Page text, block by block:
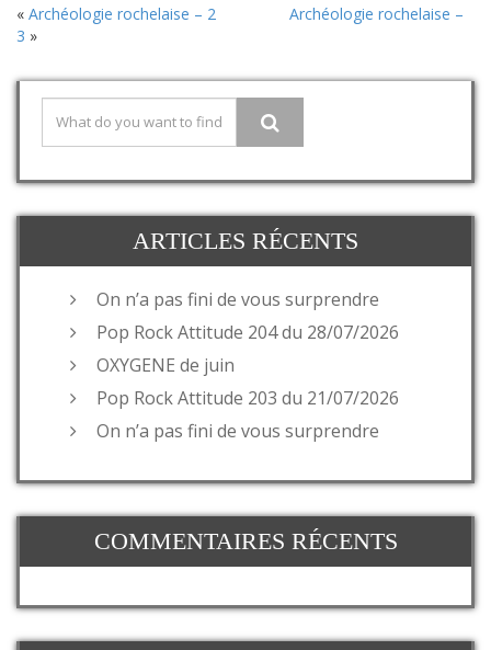
« Archéologie rochelaise – 2
Archéologie rochelaise –
3 »
ARTICLES RÉCENTS
On n’a pas fini de vous surprendre
Pop Rock Attitude 204 du 28/07/2026
OXYGENE de juin
Pop Rock Attitude 203 du 21/07/2026
On n’a pas fini de vous surprendre
COMMENTAIRES RÉCENTS